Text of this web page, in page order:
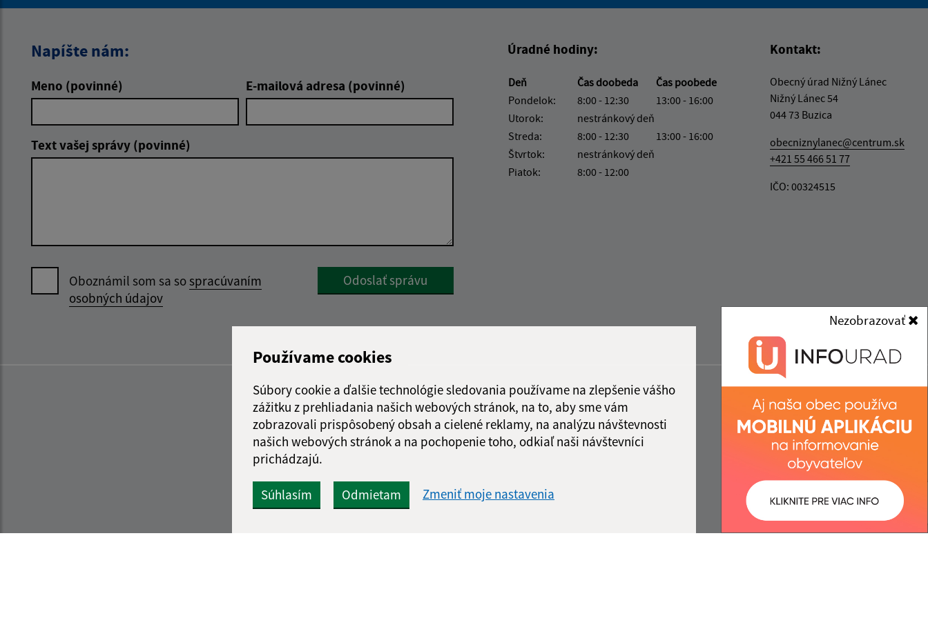
Používame cookies
Súbory cookie a ďalšie technológie sledovania používame na zlepšenie vášho
zážitku z prehliadania našich webových stránok, na to, aby sme vám
zobrazovali prispôsobený obsah a cielené reklamy, na analýzu návštevnosti
našich webových stránok a na pochopenie toho, odkiaľ naši návštevníci
prichádzajú.
Súhlasím Odmietam Zmeniť moje nastavenia
Nezobrazovať
Napíšte nám:
Meno (povinné) E-mailová adresa (povinné)
Text vašej správy (povinné)
Oboznámil som sa sospracúvaním
osobných údajov
Google reCaptcha Response
Odoslať správu
Úradné hodiny:
Deň Čas doobeda
Čas poobede
Pondelok:
8:00 - 12:30
13:00 - 16:00
Utorok:
nestránkový deň
Streda:
8:00 - 12:30
13:00 - 16:00
Štvrtok:
nestránkový deň
Piatok:
8:00 - 12:00
Kontakt:
Obecný úrad Nižný Lánec
Nižný Lánec 54
044 73 Buzica
obecniznylanec@centrum.sk
+421 55 466 51 77
IČO: 00324515